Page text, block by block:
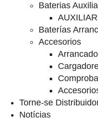
Baterias
Baterías
Accesorios
Torne-se
Notícias